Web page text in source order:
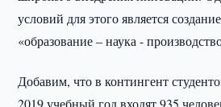
условий для этого является
«образование – наука -
Добавим, что в контингент
2019 учебный год входят 935